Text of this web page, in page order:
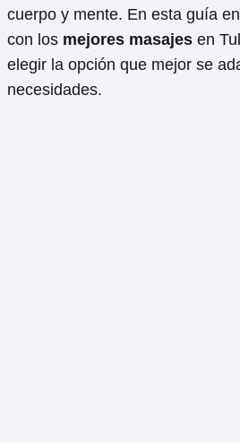
cuerpo y mente. En esta guía
con los mejores masajes en
elegir la opción que mejor se
necesidades.